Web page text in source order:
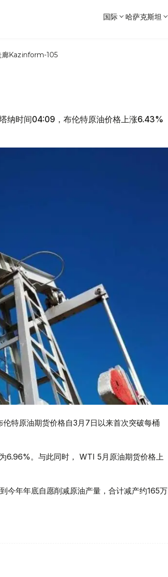
国际 哈萨克斯坦
廊Kazinform-105
纳时间04:09，布伦特原油价格上涨6.43%
特原油期货价格自3月7日以来首次突破每桶
6.96%。与此同时， WTI 5月原油期货价格上
今年年底自愿削减原油产量，合计减产约165万